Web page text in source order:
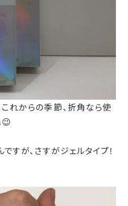
れからの季節、折角なら使
すが、さすがジェルタイプ！